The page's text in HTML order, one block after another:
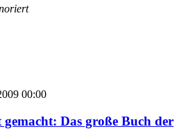
hat geschrieben:
nicht.
für deine Arbeit an der
hast, wird es mir eine Ehre
des Buches zu bedanken.